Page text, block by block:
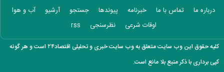
وضعیت هواشناسی امروز
ماجرای استعفای مسعود پزشکیان چیست؟ / جزئیات موضع رئیس‌جمهور و
وقتی سود سالانه گوگل از ارزش بازار سهام ایران بیشتر می‌شود؛ واقعیت
چیست؟
درباره ما تماس با ما خبرنامه پیوندها جستجو آرشیو
آب و هوا
اوقات شرعی
نظرسنجی rss
کلیه حقوق این وب سایت متعلق به وب سایت خبری و تحلیلی اقتصاد۲۴ است و هر گونه
کپی برداری با ذکر منبع بلا مانع است.